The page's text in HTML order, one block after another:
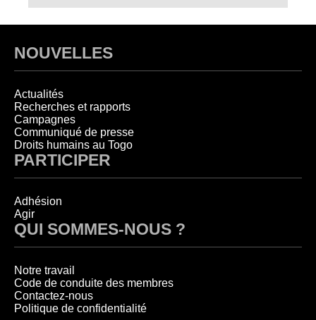
NOUVELLES
Actualités
Recherches et rapports
Campagnes
Communiqué de presse
Droits humains au Togo
PARTICIPER
Adhésion
Agir
QUI SOMMES-NOUS ?
Notre travail
Code de conduite des membres
Contactez-nous
Politique de confidentialité